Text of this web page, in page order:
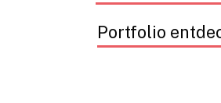
Portfolio